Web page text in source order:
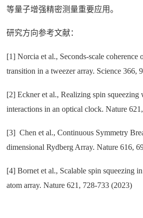
等量子增强精密测量重要应用。
研究方向参考文献：
[1] Norcia et al., Seconds-scale coherence
transition in a tweezer array. Science 366,
[2] Eckner et al., Realizing spin squeezing
interactions in an optical clock. Nature
[3] Chen et al., Continuous Symmetry
dimensional Rydberg Array. Nature 616,
[4] Bornet et al., Scalable spin squeezing
atom array. Nature 621, 728-733 (2023)